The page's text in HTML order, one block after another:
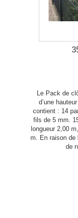
Le Pack de
d’une
contient : 14
fils de 5 mm.
longueur 2,00
m. En raison de
de